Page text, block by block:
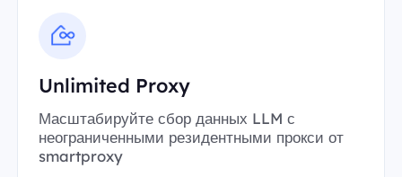
Unlimited Proxy
Масштабируйте сбор данных LLM с
неограниченными резидентными прокси от
smartproxy